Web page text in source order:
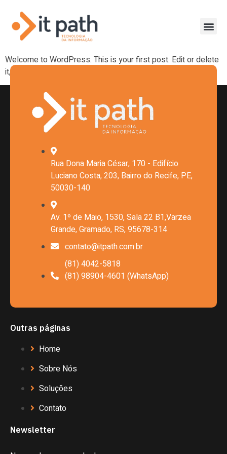
Categoria: Uncategorized
Hello World!
Welcome to WordPress. This is your first post. Edit or delete
it, then start writing!
Rua Dona Maria César, 170 - Edifício
Luciano Costa, 203, Bairro do Recife, PE,
50030-140
Av. 1º de Maio, 1530, Sala 22 B1,Varzea
Grande, Gramado, RS, 95678-314
contato@itpath.com.br
(81) 4042-5818
(81) 98904-4601 (WhatsApp)
Outras páginas
Home
Sobre Nós
Soluções
Contato
Newsletter